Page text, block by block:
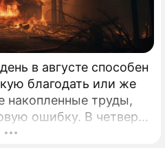
в августе способен
благодать или же
накопленные труды,
ошибку. В четверг,
церковь